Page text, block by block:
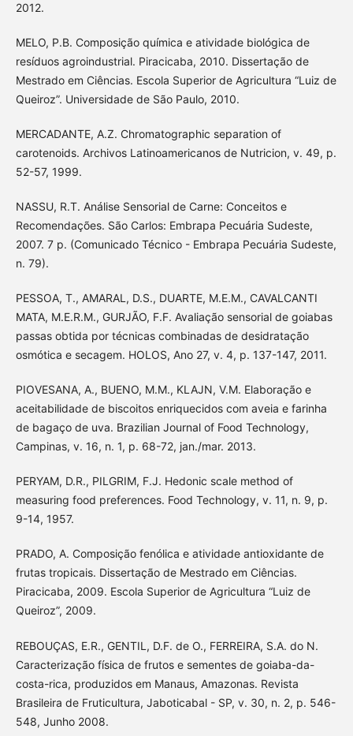
2012.
MELO, P.B. Composição química e atividade biológica de
resíduos agroindustrial. Piracicaba, 2010. Dissertação de
Mestrado em Ciências. Escola Superior de Agricultura “Luiz de
Queiroz”. Universidade de São Paulo, 2010.
MERCADANTE, A.Z. Chromatographic separation of
carotenoids. Archivos Latinoamericanos de Nutricion, v. 49, p.
52-57, 1999.
NASSU, R.T. Análise Sensorial de Carne: Conceitos e
Recomendações. São Carlos: Embrapa Pecuária Sudeste,
2007. 7 p. (Comunicado Técnico - Embrapa Pecuária Sudeste,
n. 79).
PESSOA, T., AMARAL, D.S., DUARTE, M.E.M., CAVALCANTI
MATA, M.E.R.M., GURJÃO, F.F. Avaliação sensorial de goiabas
passas obtida por técnicas combinadas de desidratação
osmótica e secagem. HOLOS, Ano 27, v. 4, p. 137-147, 2011.
PIOVESANA, A., BUENO, M.M., KLAJN, V.M. Elaboração e
aceitabilidade de biscoitos enriquecidos com aveia e farinha
de bagaço de uva. Brazilian Journal of Food Technology,
Campinas, v. 16, n. 1, p. 68-72, jan./mar. 2013.
PERYAM, D.R., PILGRIM, F.J. Hedonic scale method of
measuring food preferences. Food Technology, v. 11, n. 9, p.
9-14, 1957.
PRADO, A. Composição fenólica e atividade antioxidante de
frutas tropicais. Dissertação de Mestrado em Ciências.
Piracicaba, 2009. Escola Superior de Agricultura “Luiz de
Queiroz”, 2009.
REBOUÇAS, E.R., GENTIL, D.F. de O., FERREIRA, S.A. do N.
Caracterização física de frutos e sementes de goiaba-da-
costa-rica, produzidos em Manaus, Amazonas. Revista
Brasileira de Fruticultura, Jaboticabal - SP, v. 30, n. 2, p. 546-
548, Junho 2008.